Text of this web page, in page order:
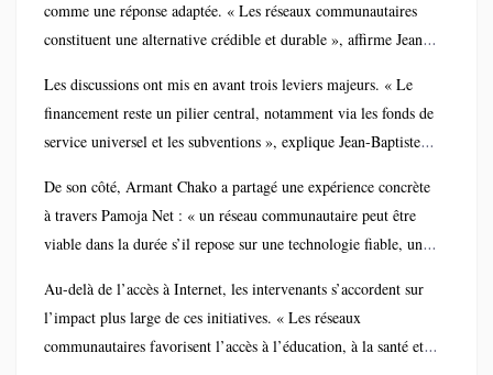
Millogo, « l’immensité du territoire congolais et les défis
sécuritaires accentuent la fracture numérique ».
comme une réponse adaptée. « Les réseaux communautaires
constituent une alternative crédible et durable », affirme Jean-
communautés elles-mêmes, en fonction de leurs besoins réels
», ajoute-t-il, insistant sur leur caractère inclusif.
Les discussions ont mis en avant trois leviers majeurs. « Le
financement reste un pilier central, notamment via les fonds de
service universel et les subventions », explique Jean-Baptiste
avec des licences adaptées, est indispensable pour encourager
ces initiatives ». Enfin, « l’accès au spectre doit être facilité,
notamment à travers les bandes Wi-Fi libres et le partage
dynamique », précise-t-il.
De son côté, Armant Chako a partagé une expérience concrète
à travers Pamoja Net : « un réseau communautaire peut être
viable dans la durée s’il repose sur une technologie fiable, une
également que « la combinaison des contributions locales et
des appuis extérieurs est essentielle pour garantir la pérennité
du modèle ».
Au-delà de l’accès à Internet, les intervenants s’accordent sur
l’impact plus large de ces initiatives. « Les réseaux
communautaires favorisent l’accès à l’éducation, à la santé et à